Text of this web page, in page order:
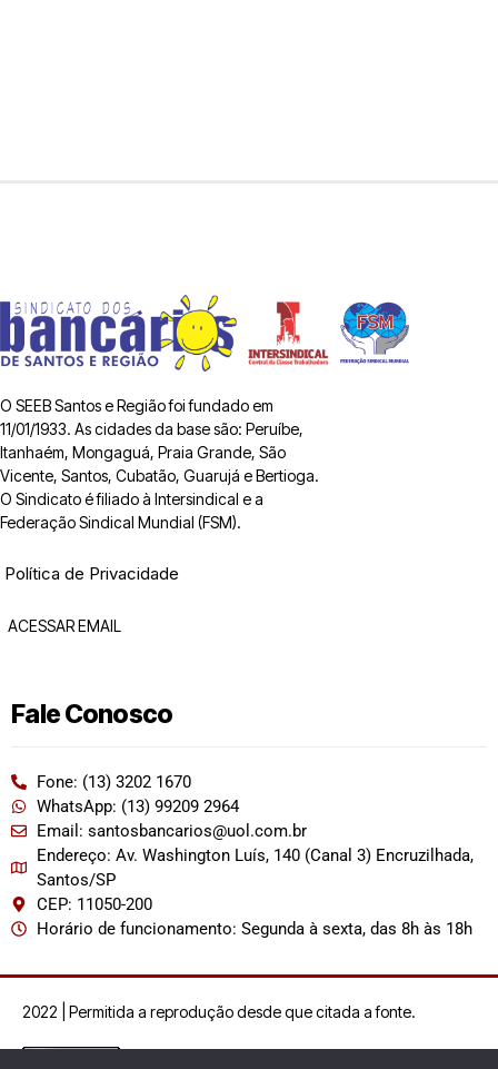
O SEEB Santos e Região foi fundado em
11/01/1933. As cidades da base são: Peruíbe,
Itanhaém, Mongaguá, Praia Grande, São
Vicente, Santos, Cubatão, Guarujá e Bertioga.
O Sindicato é filiado à Intersindical e a
Federação Sindical Mundial (FSM).
Política de Privacidade
ACESSAR EMAIL
Fale Conosco
Fone: (13) 3202 1670
WhatsApp: (13) 99209 2964
Email: santosbancarios@uol.com.br
Endereço: Av. Washington Luís, 140 (Canal 3) Encruzilhada,
Santos/SP
CEP: 11050-200
Horário de funcionamento: Segunda à sexta, das 8h às 18h
2022 | Permitida a reprodução desde que citada a fonte.